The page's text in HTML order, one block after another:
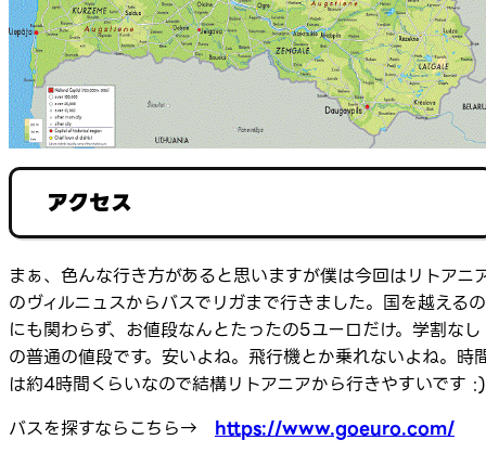
アクセス
まぁ、色んな行き方があると思いますが僕は今回はリトアニ
のヴィルニュスからバスでリガまで行きました。国を越えるの
にも関わらず、お値段なんとたったの5ユーロだけ。学割なし
の普通の値段です。安いよね。飛行機とか乗れないよね。時
は約4時間くらいなので結構リトアニアから行きやすいです
バスを探すならこちら→ https://www.goeuro.com/